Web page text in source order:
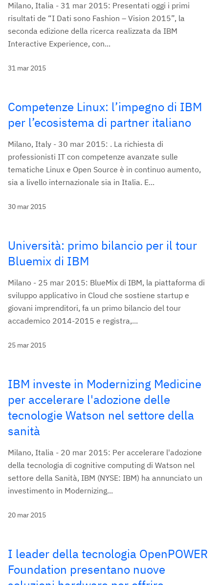
Milano, Italia - 31 mar 2015: Presentati oggi i primi
risultati de “I Dati sono Fashion – Vision 2015”, la
seconda edizione della ricerca realizzata da IBM
Interactive Experience, con...
31 mar 2015
Competenze Linux: l’impegno di IBM
per l’ecosistema di partner italiano
Milano, Italy - 30 mar 2015: . La richiesta di
professionisti IT con competenze avanzate sulle
tematiche Linux e Open Source è in continuo aumento,
sia a livello internazionale sia in Italia. E...
30 mar 2015
Università: primo bilancio per il tour
Bluemix di IBM
Milano - 25 mar 2015: BlueMix di IBM, la piattaforma di
sviluppo applicativo in Cloud che sostiene startup e
giovani imprenditori, fa un primo bilancio del tour
accademico 2014-2015 e registra,...
25 mar 2015
IBM investe in Modernizing Medicine
per accelerare l'adozione delle
tecnologie Watson nel settore della
sanità
Milano, Italia - 20 mar 2015: Per accelerare l'adozione
della tecnologia di cognitive computing di Watson nel
settore della Sanità, IBM (NYSE: IBM) ha annunciato un
investimento in Modernizing...
20 mar 2015
I leader della tecnologia OpenPOWER
Foundation presentano nuove